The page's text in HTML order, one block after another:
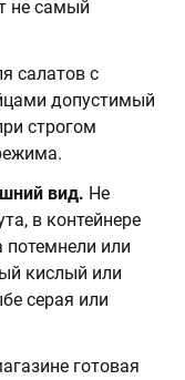
не самый
салатов с
допустимый
строгом
вид. Не
в контейнере
потемнели или
кислый или
серая или
готовая